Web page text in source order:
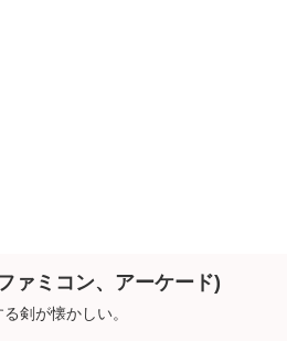
ァミコン、アーケード)
剣が懐かしい。